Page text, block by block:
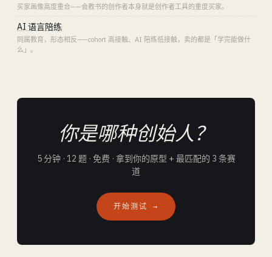
买家画像高度重合——会教书的创作者本身就是创作者工具的重度买家。
AI 语言陪练
同属教育，形态相反——cohort 高接触、AI 陪练低接触，卖的都是「学完能做什
么」。
你是哪种创始人？
5 分钟 · 12 题 · 免费 · 拿到你的原型 + 最匹配的 3 条赛
道
开始测试 →